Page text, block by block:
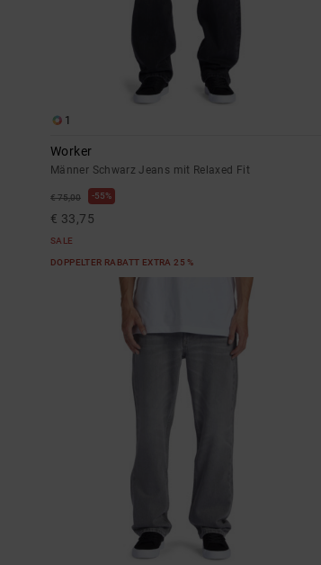
1
Worker
Männer Schwarz Jeans mit Relaxed Fit
€ 75,00 55%
€ 33,75
SALE
DOPPELTER RABATT EXTRA 25 %